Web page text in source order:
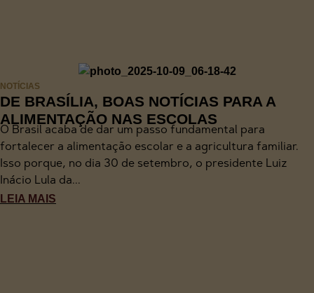
NOTÍCIAS
DE BRASÍLIA, BOAS NOTÍCIAS PARA A
ALIMENTAÇÃO NAS ESCOLAS
O Brasil acaba de dar um passo fundamental para
fortalecer a alimentação escolar e a agricultura familiar.
Isso porque, no dia 30 de setembro, o presidente Luiz
Inácio Lula da...
LEIA MAIS